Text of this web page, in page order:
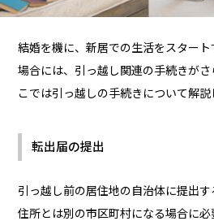
結婚を機に、新居での生活をスター
場合には、引っ越し関連の手続きが
こでは引っ越しの手続きについて解説
転出届の提出
引っ越し前の居住地の自治体に提出
住所とは別の市区町村になる場合に